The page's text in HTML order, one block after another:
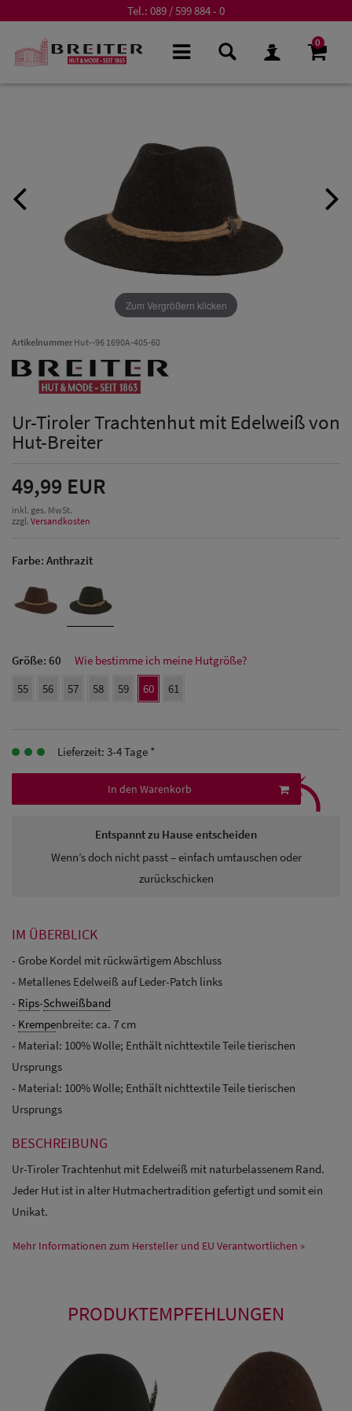
Tel.: 089 / 599 884 - 0
0
Herren Caps
Baseball Cpas
Schutz Caps
Herren
Snapback Caps
Zum Vergrößern klicken
ArtikelnummerHut--96 1690A-405-60
Ur-Tiroler Trachtenhut mit Edelweiß von
Hut-Breiter
49,99 EUR
inkl. ges. MwSt.
zzgl. Versandkosten
Farbe: Anthrazit
Größe: 60
Wie bestimme ich meine Hutgröße?
55
56 57 58 59 60 61
Lieferzeit: 3-4 Tage *
In den Warenkorb
Entspannt zu Hause entscheiden
Wenn’s doch nicht passt – einfach umtauschen oder
zurückschicken
⤹
IM ÜBERBLICK
- Grobe Kordel mit rückwärtigem Abschluss
- Metallenes Edelweiß auf Leder-Patch links
- Rips-Schweißband
- Krempenbreite: ca. 7 cm
- Material: 100% Wolle; Enthält nichttextile Teile tierischen
Ursprungs
- Material: 100% Wolle; Enthält nichttextile Teile tierischen
Ursprungs
BESCHREIBUNG
Ur-Tiroler Trachtenhut mit Edelweiß mit naturbelassenem Rand.
Jeder Hut ist in alter Hutmachertradition gefertigt und somit ein
Unikat.
Mehr Informationen zum Hersteller und EU Verantwortlichen »
PRODUKTEMPFEHLUNGEN